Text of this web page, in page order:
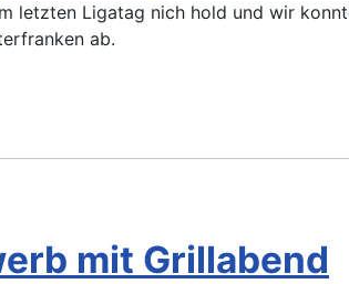
letzten Ligatag nich hold und wir
ab.
mit Grillabend